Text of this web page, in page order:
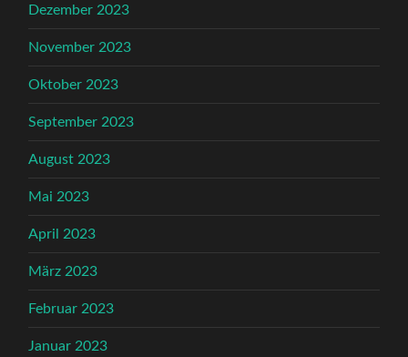
Dezember 2023
November 2023
Oktober 2023
September 2023
August 2023
Mai 2023
April 2023
März 2023
Februar 2023
Januar 2023